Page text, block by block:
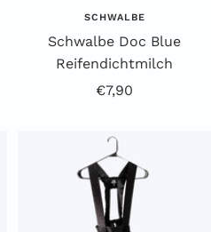
SCHWALBE
Schwalbe Doc Blue
Reifendichtmilch
Angebotspreis
€7,90